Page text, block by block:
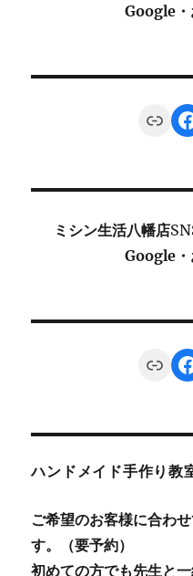
Google・
Link
ミシン生活八幡店
Google・
Link
ハンドメイド手作り教
ご希望のお客様に合わ
す。（要予約）
初めての方でも先生と